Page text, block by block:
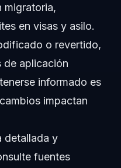
migratoria,
en visas y asilo.
o revertido,
de aplicación
informado es
impactan
detallada y
fuentes